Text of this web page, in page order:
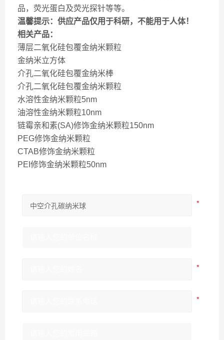
品，荧光蛋白及荧光探针等等。
温馨提示：供应产品仅用于科研，不能用于人体！
相关产品：
薄层二氧化硅包覆金纳米颗粒
金纳米立方体
介孔二氧化硅包覆金纳米棒
介孔二氧化硅包覆金纳米颗粒
水溶性金纳米颗粒5nm
油溶性金纳米颗粒10nm
链霉亲和素(SA)修饰金纳米颗粒150nm
PEG修饰金纳米颗粒
CTAB修饰金纳米颗粒
PEI修饰金纳米颗粒50nm